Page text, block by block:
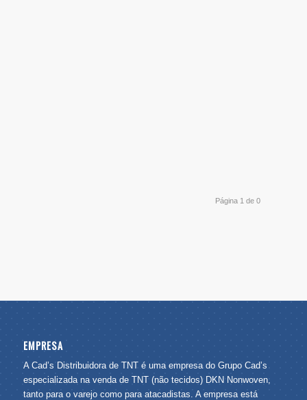
Página 1 de 0
EMPRESA
A Cad’s Distribuidora de TNT é uma empresa do Grupo Cad’s
especializada na venda de TNT (não tecidos) DKN Nonwoven,
tanto para o varejo como para atacadistas. A empresa está